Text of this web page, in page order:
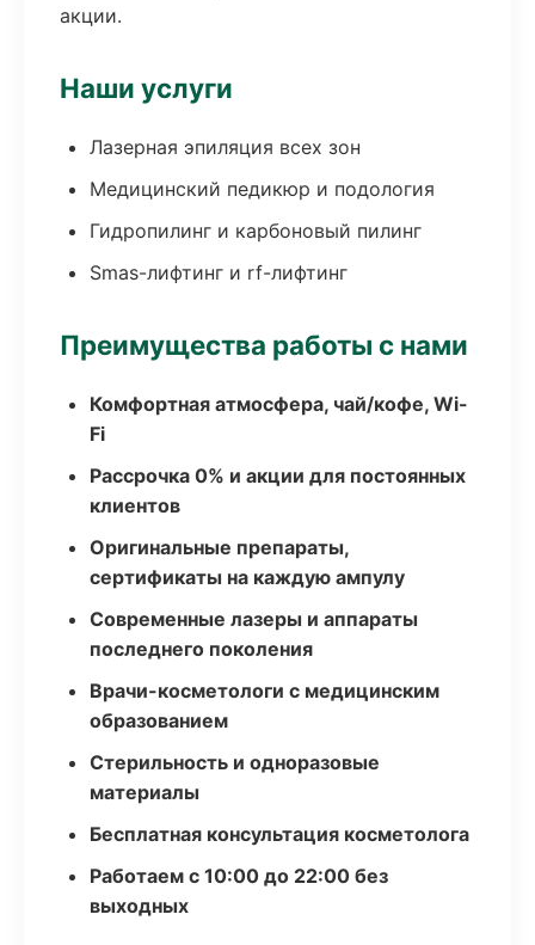
акции.
Наши услуги
Лазерная эпиляция всех зон
Медицинский педикюр и подология
Гидропилинг и карбоновый пилинг
Smas-лифтинг и rf-лифтинг
Преимущества работы с нами
Комфортная атмосфера, чай/кофе, Wi-
Fi
Рассрочка 0% и акции для постоянных
клиентов
Оригинальные препараты,
сертификаты на каждую ампулу
Современные лазеры и аппараты
последнего поколения
Врачи-косметологи с медицинским
образованием
Стерильность и одноразовые
материалы
Бесплатная консультация косметолога
Работаем с 10:00 до 22:00 без
выходных